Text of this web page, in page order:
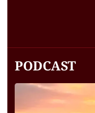
PODCAST